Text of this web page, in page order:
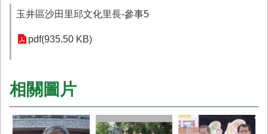
玉井區沙田里邱文化里長-參事5
pdf(935.50 KB)
相關圖片